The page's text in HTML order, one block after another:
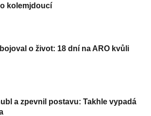
kolemjdoucí
o život: 18 dní na ARO kvůli
a zpevnil postavu: Takhle vypadá